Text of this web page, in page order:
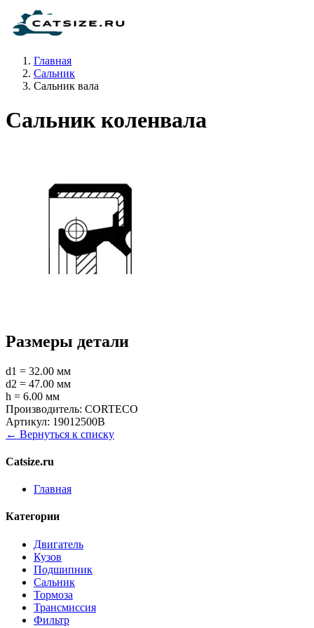
Главная
Сальник
Сальник вала
Сальник коленвала
Размеры детали
d1 = 32.00 мм
d2 = 47.00 мм
h = 6.00 мм
Производитель: CORTECO
Артикул: 19012500B
← Вернуться к списку
Catsize.ru
Главная
Категории
Двигатель
Кузов
Подшипник
Сальник
Тормоза
Трансмиссия
Фильтр